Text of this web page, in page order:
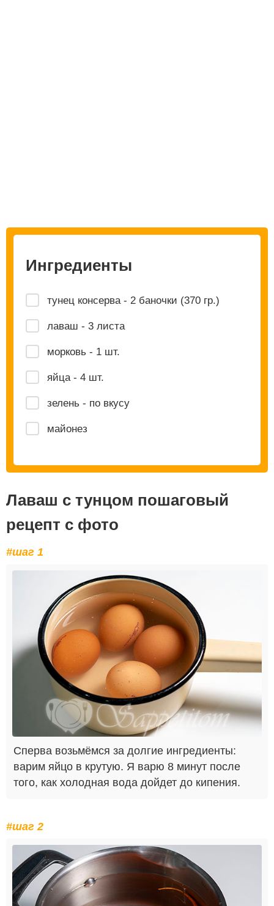
Ингредиенты
тунец консерва - 2 баночки (370 гр.)
лаваш - 3 листа
морковь - 1 шт.
яйца - 4 шт.
зелень - по вкусу
майонез
Лаваш с тунцом пошаговый
рецепт с фото
#шаг 1
Сперва возьмёмся за долгие ингредиенты:
варим яйцо в крутую. Я варю 8 минут после
того, как холодная вода дойдет до кипения.
#шаг 2